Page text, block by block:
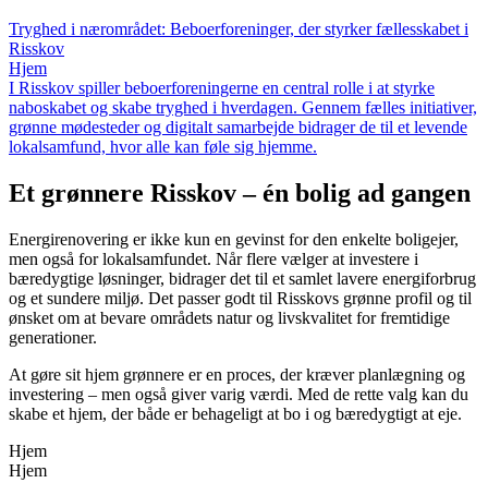
Tryghed i nærområdet: Beboerforeninger, der styrker fællesskabet i
Risskov
Hjem
I Risskov spiller beboerforeningerne en central rolle i at styrke
naboskabet og skabe tryghed i hverdagen. Gennem fælles initiativer,
grønne mødesteder og digitalt samarbejde bidrager de til et levende
lokalsamfund, hvor alle kan føle sig hjemme.
Et grønnere Risskov – én bolig ad gangen
Energirenovering er ikke kun en gevinst for den enkelte boligejer,
men også for lokalsamfundet. Når flere vælger at investere i
bæredygtige løsninger, bidrager det til et samlet lavere energiforbrug
og et sundere miljø. Det passer godt til Risskovs grønne profil og til
ønsket om at bevare områdets natur og livskvalitet for fremtidige
generationer.
At gøre sit hjem grønnere er en proces, der kræver planlægning og
investering – men også giver varig værdi. Med de rette valg kan du
skabe et hjem, der både er behageligt at bo i og bæredygtigt at eje.
Hjem
Hjem